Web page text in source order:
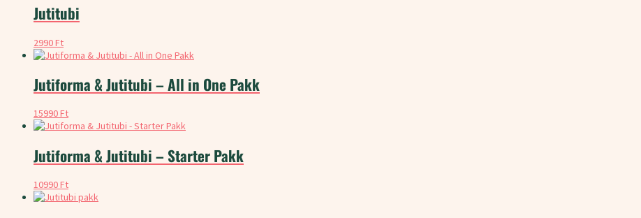
Jutitubi
2990Ft
Jutiforma & Jutitubi – All in One Pakk
15990Ft
Jutiforma & Jutitubi – Starter Pakk
10990Ft